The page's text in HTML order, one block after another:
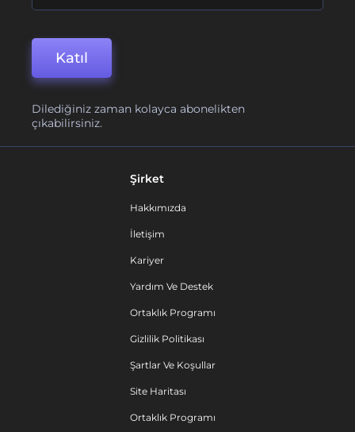
Katıl
Dilediğiniz zaman kolayca abonelikten
çıkabilirsiniz.
Şirket
Hakkımızda
İletişim
Kariyer
Yardım Ve Destek
Ortaklık Programı
Gizlilik Politikası
Şartlar Ve Koşullar
Site Haritası
Ortaklık Programı